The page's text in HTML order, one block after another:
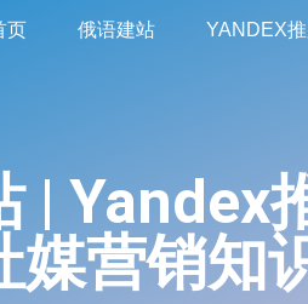
页 俄语建站 YANDEX
| Yandex
媒营销知